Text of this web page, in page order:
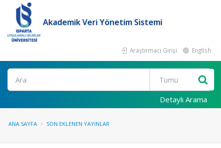
Akademik Veri Yönetim Sistemi
Araştırmacı Girişi English
Ara
Detaylı Arama
ANA SAYFA SON EKLENEN YAYINLAR